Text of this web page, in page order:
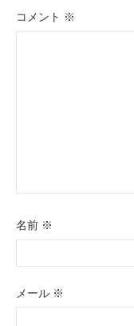
シ
コメント ※
名前 ※
メール ※